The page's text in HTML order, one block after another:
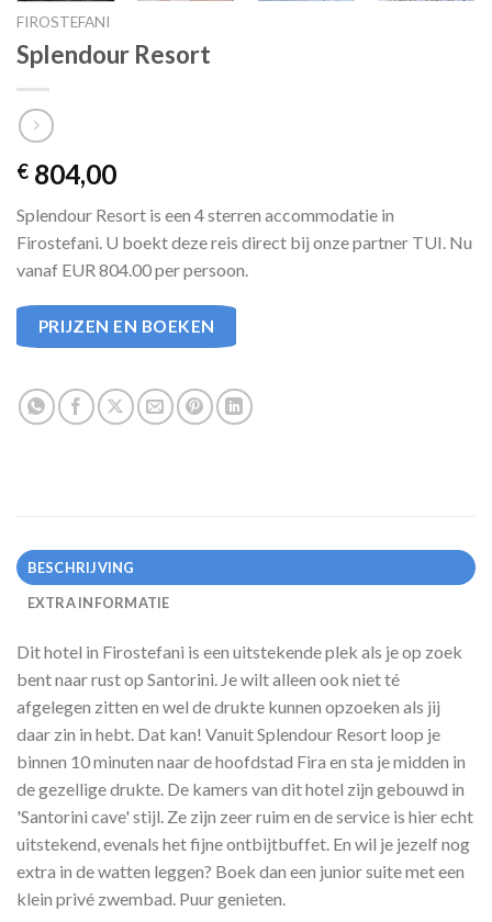
FIROSTEFANI
Splendour Resort
€ 804,00
Splendour Resort is een 4 sterren accommodatie in
Firostefani. U boekt deze reis direct bij onze partner TUI. Nu
vanaf EUR 804.00 per persoon.
PRIJZEN EN BOEKEN
BESCHRIJVING
EXTRA INFORMATIE
Dit hotel in Firostefani is een uitstekende plek als je op zoek
bent naar rust op Santorini. Je wilt alleen ook niet té
afgelegen zitten en wel de drukte kunnen opzoeken als jij
daar zin in hebt. Dat kan! Vanuit Splendour Resort loop je
binnen 10 minuten naar de hoofdstad Fira en sta je midden in
de gezellige drukte. De kamers van dit hotel zijn gebouwd in
'Santorini cave' stijl. Ze zijn zeer ruim en de service is hier echt
uitstekend, evenals het fijne ontbijtbuffet. En wil je jezelf nog
extra in de watten leggen? Boek dan een junior suite met een
klein privé zwembad. Puur genieten.